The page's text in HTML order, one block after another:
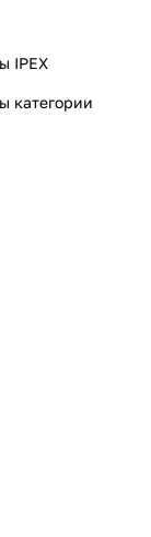
IPEX
категории